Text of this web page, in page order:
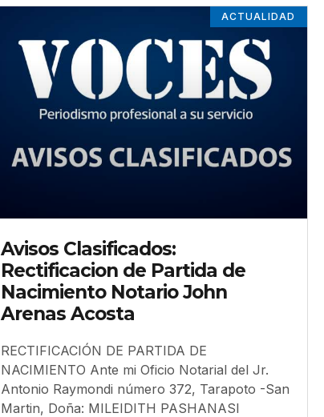
ACTUALIDAD
Avisos Clasificados:
Rectificacion de Partida de
Nacimiento Notario John
Arenas Acosta
RECTIFICACIÓN DE PARTIDA DE
NACIMIENTO Ante mi Oficio Notarial del Jr.
Antonio Raymondi número 372, Tarapoto -San
Martin, Doña: MILEIDITH PASHANASI